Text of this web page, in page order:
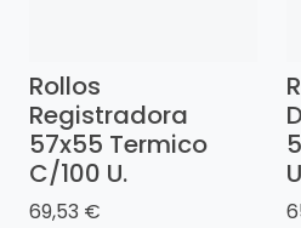
Rollos
Registradora
57x55 Termico
C/100 U.
69,53 €